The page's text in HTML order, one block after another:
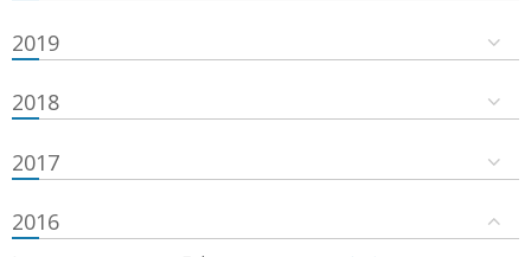
2019
2018
2017
2016